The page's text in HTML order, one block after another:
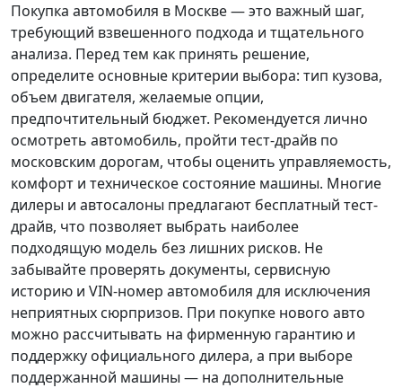
Покупка автомобиля в Москве — это важный шаг,
требующий взвешенного подхода и тщательного
анализа. Перед тем как принять решение,
определите основные критерии выбора: тип кузова,
объем двигателя, желаемые опции,
предпочтительный бюджет. Рекомендуется лично
осмотреть автомобиль, пройти тест-драйв по
московским дорогам, чтобы оценить управляемость,
комфорт и техническое состояние машины. Многие
дилеры и автосалоны предлагают бесплатный тест-
драйв, что позволяет выбрать наиболее
подходящую модель без лишних рисков. Не
забывайте проверять документы, сервисную
историю и VIN-номер автомобиля для исключения
неприятных сюрпризов. При покупке нового авто
можно рассчитывать на фирменную гарантию и
поддержку официального дилера, а при выборе
поддержанной машины — на дополнительные